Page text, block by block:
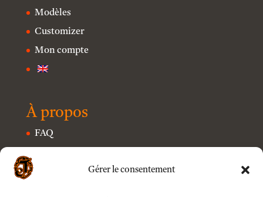
Gérer le consentement
Modèles
Customizer
Mon compte
À propos
FAQ
Conditions générales de vente